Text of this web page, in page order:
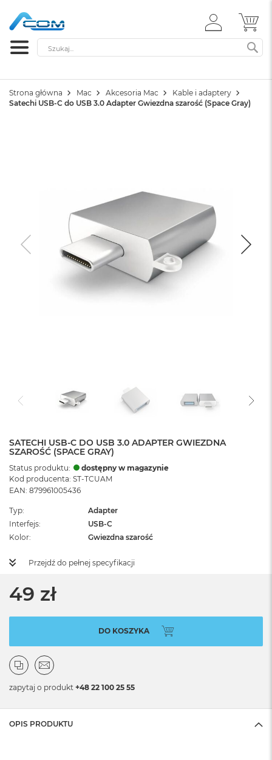
ZALOGUJ
SIĘ
Szukaj
Strona główna Mac Akcesoria Mac
Kable i adaptery
Satechi USB-C do USB 3.0 Adapter Gwiezdna szarość (Space Gray)
SATECHI USB-C DO USB 3.0 ADAPTER GWIEZDNA
SZAROŚĆ (SPACE GRAY)
Status produktu:
dostępny w magazynie
Kod producenta: ST-TCUAM
EAN: 879961005436
Typ
Adapter
Interfejs
USB-C
Kolor
Gwiezdna szarość
Przejdź do pełnej specyfikacji
49 zł
DO KOSZYKA
zapytaj o produkt +48 22 100 25 55
OPIS PRODUKTU